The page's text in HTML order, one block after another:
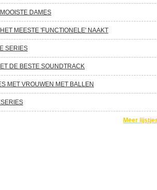
DAMES
MEESTE 'FUNCTIONELE' NAAKT
SERIES
DE BESTE SOUNDTRACK
MET VROUWEN MET BALLEN
Meer